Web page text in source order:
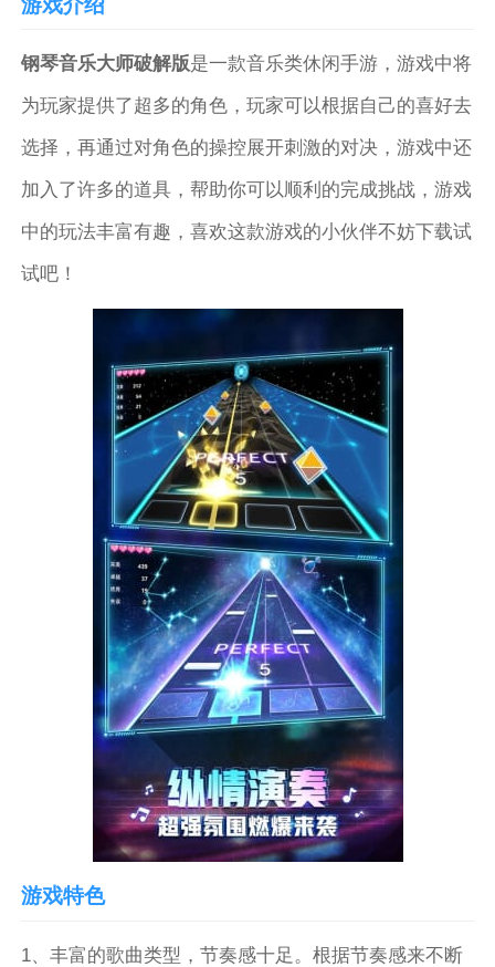
钢琴音乐大师破解版是一款音乐类休闲手游，游戏中将
为玩家提供了超多的角色，玩家可以根据自己的喜好去
选择，再通过对角色的操控展开刺激的对决，游戏中还
加入了许多的道具，帮助你可以顺利的完成挑战，游戏
中的玩法丰富有趣，喜欢这款游戏的小伙伴不妨下载试
试吧！
游戏特色
1、丰富的歌曲类型，节奏感十足。根据节奏感来不断